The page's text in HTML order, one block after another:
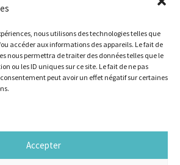
nous utilisons des technologies telles que
accéder aux informations des appareils. Le fait de
nous permettra de traiter des données telles que le
ou les ID uniques sur ce site. Le fait de ne pas
peut avoir un effet négatif sur certaines
Accepter
Nos références
Formations